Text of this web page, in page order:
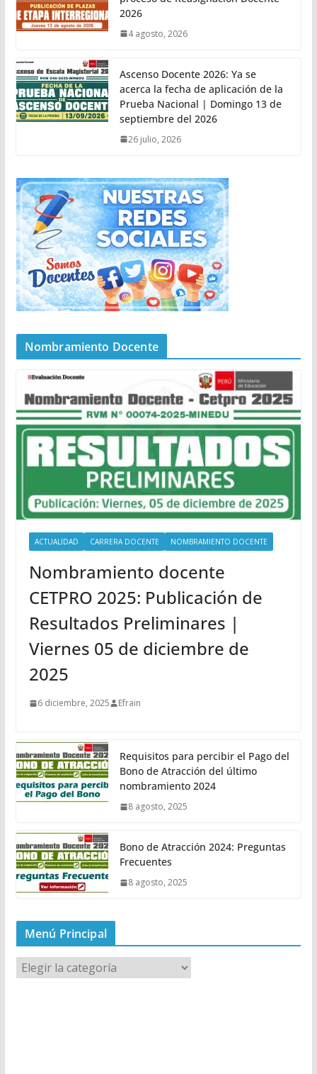
2026
4 agosto, 2026
Ascenso Docente 2026: Ya se
acerca la fecha de aplicación de la
Prueba Nacional | Domingo 13 de
septiembre del 2026
26 julio, 2026
Nombramiento Docente
ACTUALIDAD CARRERA DOCENTE NOMBRAMIENTO DOCENTE
Nombramiento docente
CETPRO 2025: Publicación de
Resultados Preliminares |
Viernes 05 de diciembre de
2025
6 diciembre, 2025 Efrain
Requisitos para percibir el Pago del
Bono de Atracción del último
nombramiento 2024
8 agosto, 2025
Bono de Atracción 2024: Preguntas
Frecuentes
8 agosto, 2025
Menú Principal
M